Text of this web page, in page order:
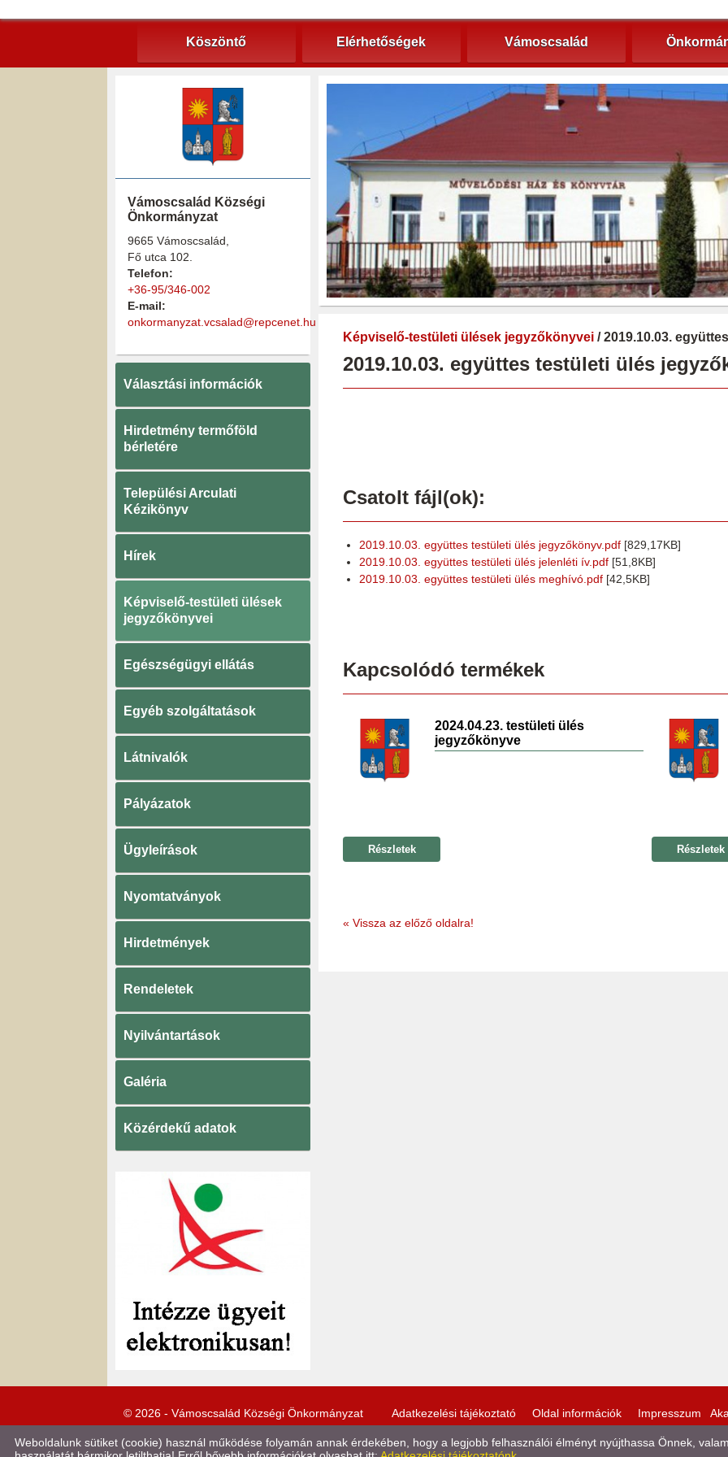
Köszöntő Elérhetőségek Vámoscsalád
Vámoscsalád Községi
Önkormányzat
9665 Vámoscsalád,
Fő utca 102.
Telefon:
+36-95/346-002
E-mail:
onkormanyzat.vcsalad@repcenet.hu
Választási információk
Hirdetmény termőföld
bérletére
Települési Arculati
Kézikönyv
Hírek
Képviselő-testületi ülések
jegyzőkönyvei
Egészségügyi ellátás
Egyéb szolgáltatások
Látnivalók
Pályázatok
Ügyleírások
Nyomtatványok
Hirdetmények
Rendeletek
Nyilvántartások
Galéria
Közérdekű adatok
Képviselő-testületi ülések jegyzőkönyvei / 2019.10.03.
2019.10.03. együttes testületi ülés
Csatolt fájl(ok):
2019.10.03. együttes testületi ülés jegyzőkönyv.pdf [829,17KB]
2019.10.03. együttes testületi ülés jelenléti ív.pdf [51,8KB]
2019.10.03. együttes testületi ülés meghívó.pdf [42,5KB]
Kapcsolódó termékek
2024.04.23. testületi ülés
jegyzőkönyve
Részletek Részletek
« Vissza az előző oldalra!
© 2026 - Vámoscsalád Községi Önkormányzat Adatkezelési tájékoztató Oldal információk Impresszum
Weboldalunk sütiket (cookie) használ működése folyamán annak érdekében, hogy a legjobb felhasználói élményt nyújthassa Önnek,